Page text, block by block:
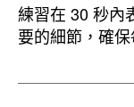
練習在 30 秒內
要的細節，確